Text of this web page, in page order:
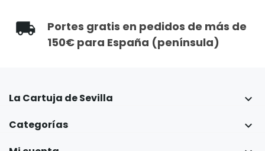
Portes gratis en pedidos de más de
150€ para España (península)
La Cartuja de Sevilla 
Categorías 